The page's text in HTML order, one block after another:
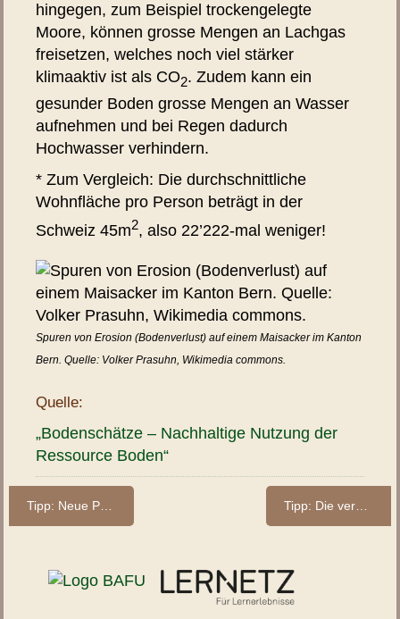
hingegen, zum Beispiel trockengelegte
Moore, können grosse Mengen an Lachgas
freisetzen, welches noch viel stärker
klimaaktiv ist als CO2. Zudem kann ein
gesunder Boden grosse Mengen an Wasser
aufnehmen und bei Regen dadurch
Hochwasser verhindern.
* Zum Vergleich: Die durchschnittliche
Wohnfläche pro Person beträgt in der
Schweiz 45m2, also 22’222-mal weniger!
Spuren von Erosion (Bodenverlust) auf einem Maisacker im Kanton
Bern. Quelle: Volker Prasuhn, Wikimedia commons.
Quelle:
„Bodenschätze – Nachhaltige Nutzung der
Ressource Boden“
Tipp: Die verborgenen Leistungen alpiner Böden